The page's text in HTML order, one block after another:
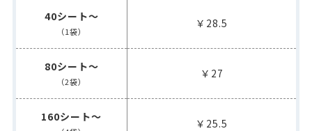
40シート～
（1袋）
￥28.5
80シート～
（2袋）
￥27
160シート～ ￥25.5